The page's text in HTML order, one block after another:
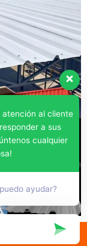
atención al cliente
a sus
cualquier
ayudar?